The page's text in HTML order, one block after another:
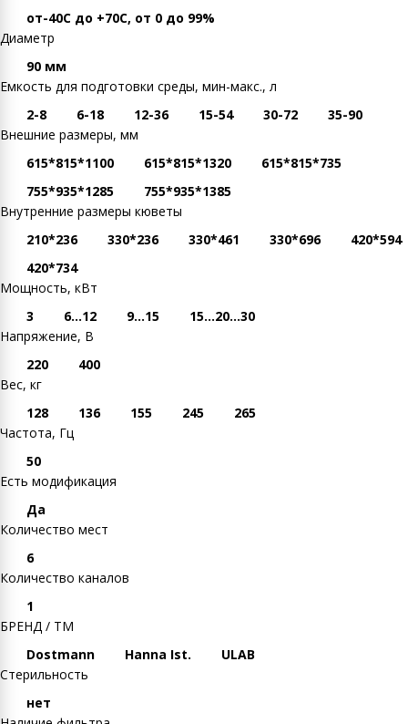
от-40С до +70С, от 0 до 99%
Диаметр
90 мм
Емкость для подготовки среды, мин-макс., л
2-8
6-18 12-36 15-54 30-72
35-90
Внешние размеры, мм
615*815*1100
615*815*1320
615*815*735
755*935*1285
755*935*1385
Внутренние размеры кюветы
210*236
330*236 330*461 330*696
420*594
420*734
Мощность, кВт
3
6...12 9...15
15...20...30
Напряжение, В
220
400
Вес, кг
128
136 155 245
265
Частота, Гц
50
Есть модификация
Да
Количество мест
6
Количество каналов
1
БРЕНД / ТМ
Dostmann
Hanna Ist.
ULAB
Стерильность
нет